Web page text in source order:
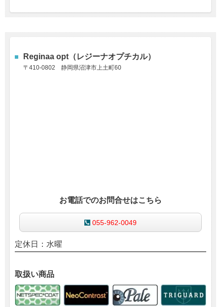
Reginaa opt（レジーナオプチカル）
〒410-0802 静岡県沼津市上土町60
お電話でのお問合せはこちら
055-962-0049
定休日：水曜
取扱い商品